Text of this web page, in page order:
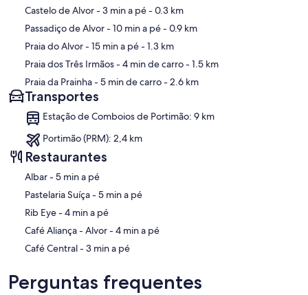
Mapa
Castelo de Alvor- 3 min a pé- 0.3 km
Passadiço de Alvor- 10 min a pé- 0.9 km
Praia do Alvor- 15 min a pé- 1.3 km
Praia dos Três Irmãos- 4 min de carro- 1.5 km
Praia da Prainha- 5 min de carro- 2.6 km
Transportes
Estação de Comboios de Portimão: 9 km
Portimão (PRM): 2,4 km
Restaurantes
‪Albar - ‬5 min a pé
‪Pastelaria Suíça - ‬5 min a pé
‪Rib Eye - ‬4 min a pé
‪Café Aliança - Alvor - ‬4 min a pé
‪Café Central - ‬3 min a pé
Perguntas frequentes